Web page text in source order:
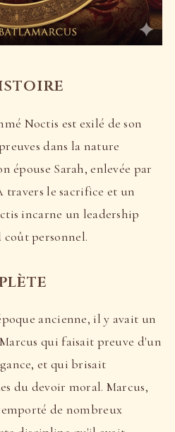
Noctis est exilé de son
dans la nature
épouse Sarah, enlevée par
travers le sacrifice et un
incarne un leadership
personnel.
ancienne, il y avait un
qui faisait preuve d'un
et qui brisait
du devoir moral. Marcus,
de nombreux